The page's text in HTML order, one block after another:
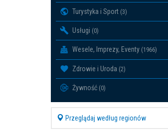
Turystyka i Sport (3)
Usługi (0)
Wesele, Imprezy, Eventy (1966)
Zdrowie i Uroda (2)
Żywność (0)
Przeglądaj według regionów